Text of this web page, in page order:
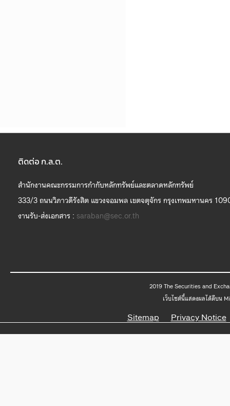
ติดต่อ ก.ล.ต.
สำนักงานคณะกรรมการกำกับหลักทรัพย์และตลาดหลักทรัพย์
333/3 ถนนวิภาวดีรังสิต แขวงจอมพล เขตจตุจักร กรุงเทพมหานคร
งานรับ-ส่งเอกสาร : saraban@sec.or.th
2019
เว็บไซต์นี้แสดงผลได้ดีบน
Sitemap Privacy Notice